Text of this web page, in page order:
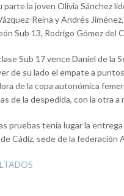
parte la joven Olivia Sánchez
Reina y Andrés
Sub 13, Rodrigo Gómez del
Sub 17 vence Daniel de la
de su lado el empate a
de la copa autonómica
de la despedida, con la otra a
pruebas tenía lugar la
Cádiz, sede de la federación